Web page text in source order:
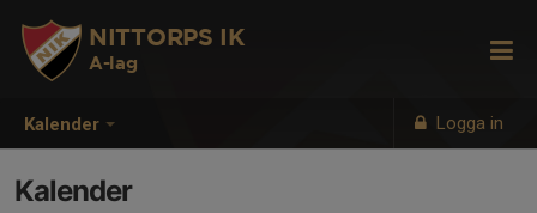
Kalender Logga in
NITTORPS IK
A-lag
Kalender